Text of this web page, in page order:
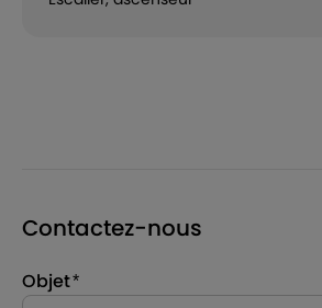
Contactez-nous
Objet